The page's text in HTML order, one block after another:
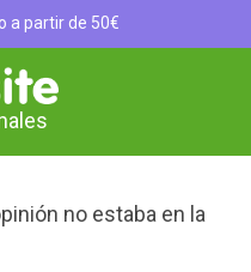
a partir de 50€